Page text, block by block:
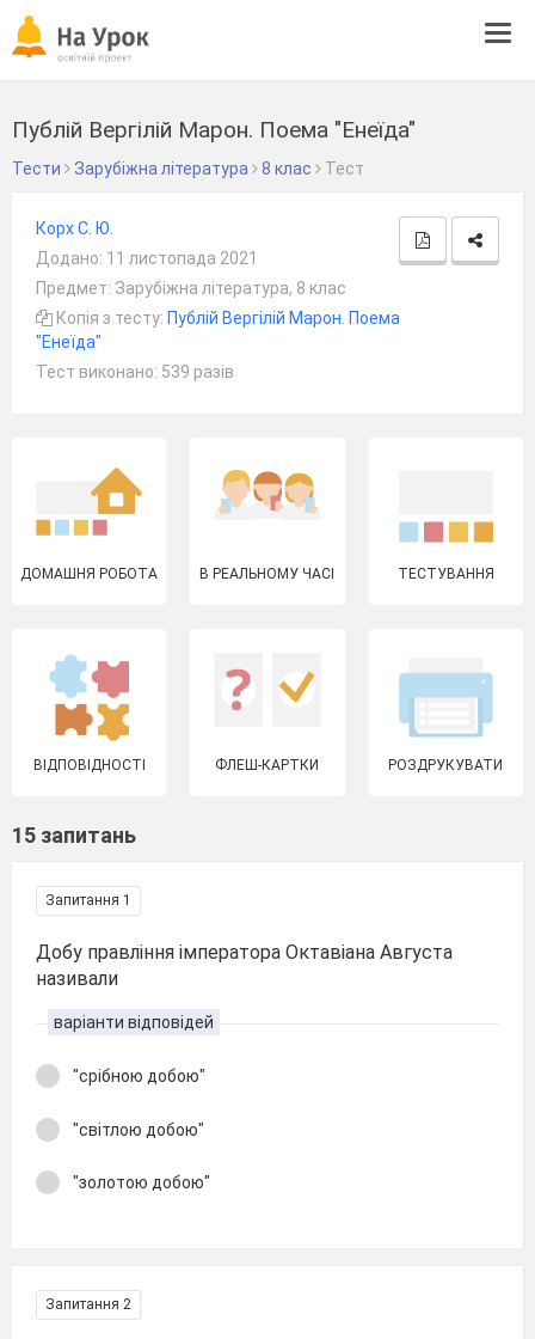
Публій Вергілій Марон. Поема "Енеїда"
Тести Зарубіжна література 8 клас Тест
Корх С. Ю.
Додано: 11 листопада 2021
Предмет: Зарубіжна література, 8 клас
Копія з тесту: Публій Вергілій Марон. Поема
"Енеїда"
Тест виконано: 539 разів
ДОМАШНЯ РОБОТА В РЕАЛЬНОМУ ЧАСІ ТЕСТУВАННЯ
ВІДПОВІДНОСТІ ФЛЕШ-КАРТКИ РОЗДРУКУВАТИ
15 запитань
Запитання 1
Добу правління імператора Октавіана Августа
називали
варіанти відповідей
"срібною добою"
"світлою добою"
"золотою добою"
Запитання 2